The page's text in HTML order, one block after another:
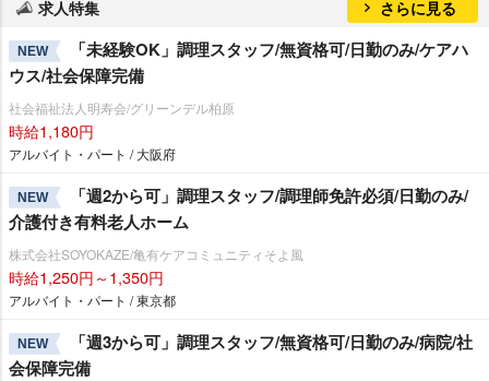
求人特集 さらに見る
NEW
「未経験OK」調理スタッフ/無資格可/日勤のみ/ケアハ
ウス/社会保障完備
社会福祉法人明寿会/グリーンデル柏原
時給1,180円
アルバイト・パート / 大阪府
NEW
「週2から可」調理スタッフ/調理師免許必須/日勤のみ/
介護付き有料老人ホーム
株式会社SOYOKAZE/亀有ケアコミュニティそよ風
時給1,250円～1,350円
アルバイト・パート / 東京都
NEW
「週3から可」調理スタッフ/無資格可/日勤のみ/病院/社
会保障完備